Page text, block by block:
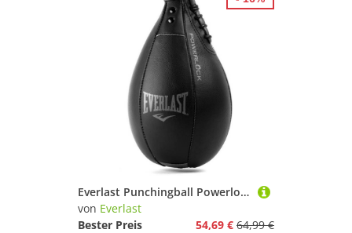
Everlast Punchingball Powerlock Speed Bag
von Everlast
Bester Preis
54,69 € 64,99 €